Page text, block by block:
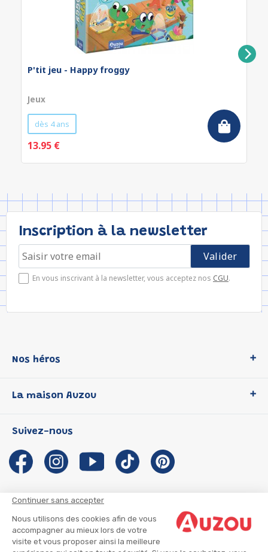
Continuer sans accepter
Nous utilisons des cookies afin de vous
accompagner au mieux lors de votre
visite et vous proposer ainsi la meilleure
P'tit jeu - Happy froggy
Jeux
dès 4 ans
13.95 €
Inscription à la newsletter
En vous inscrivant à la newsletter, vous acceptez nos CGU.
Nos héros
P'tit Loup
Les Influenceuses
Migali
Petite Taupe
La maison Auzou
Notre histoire
Auzou s'engage
Auteurs et illustrateurs Auzou
Suivre mon colis
Infos consommateur
Suivez-nous
CGU
CGV